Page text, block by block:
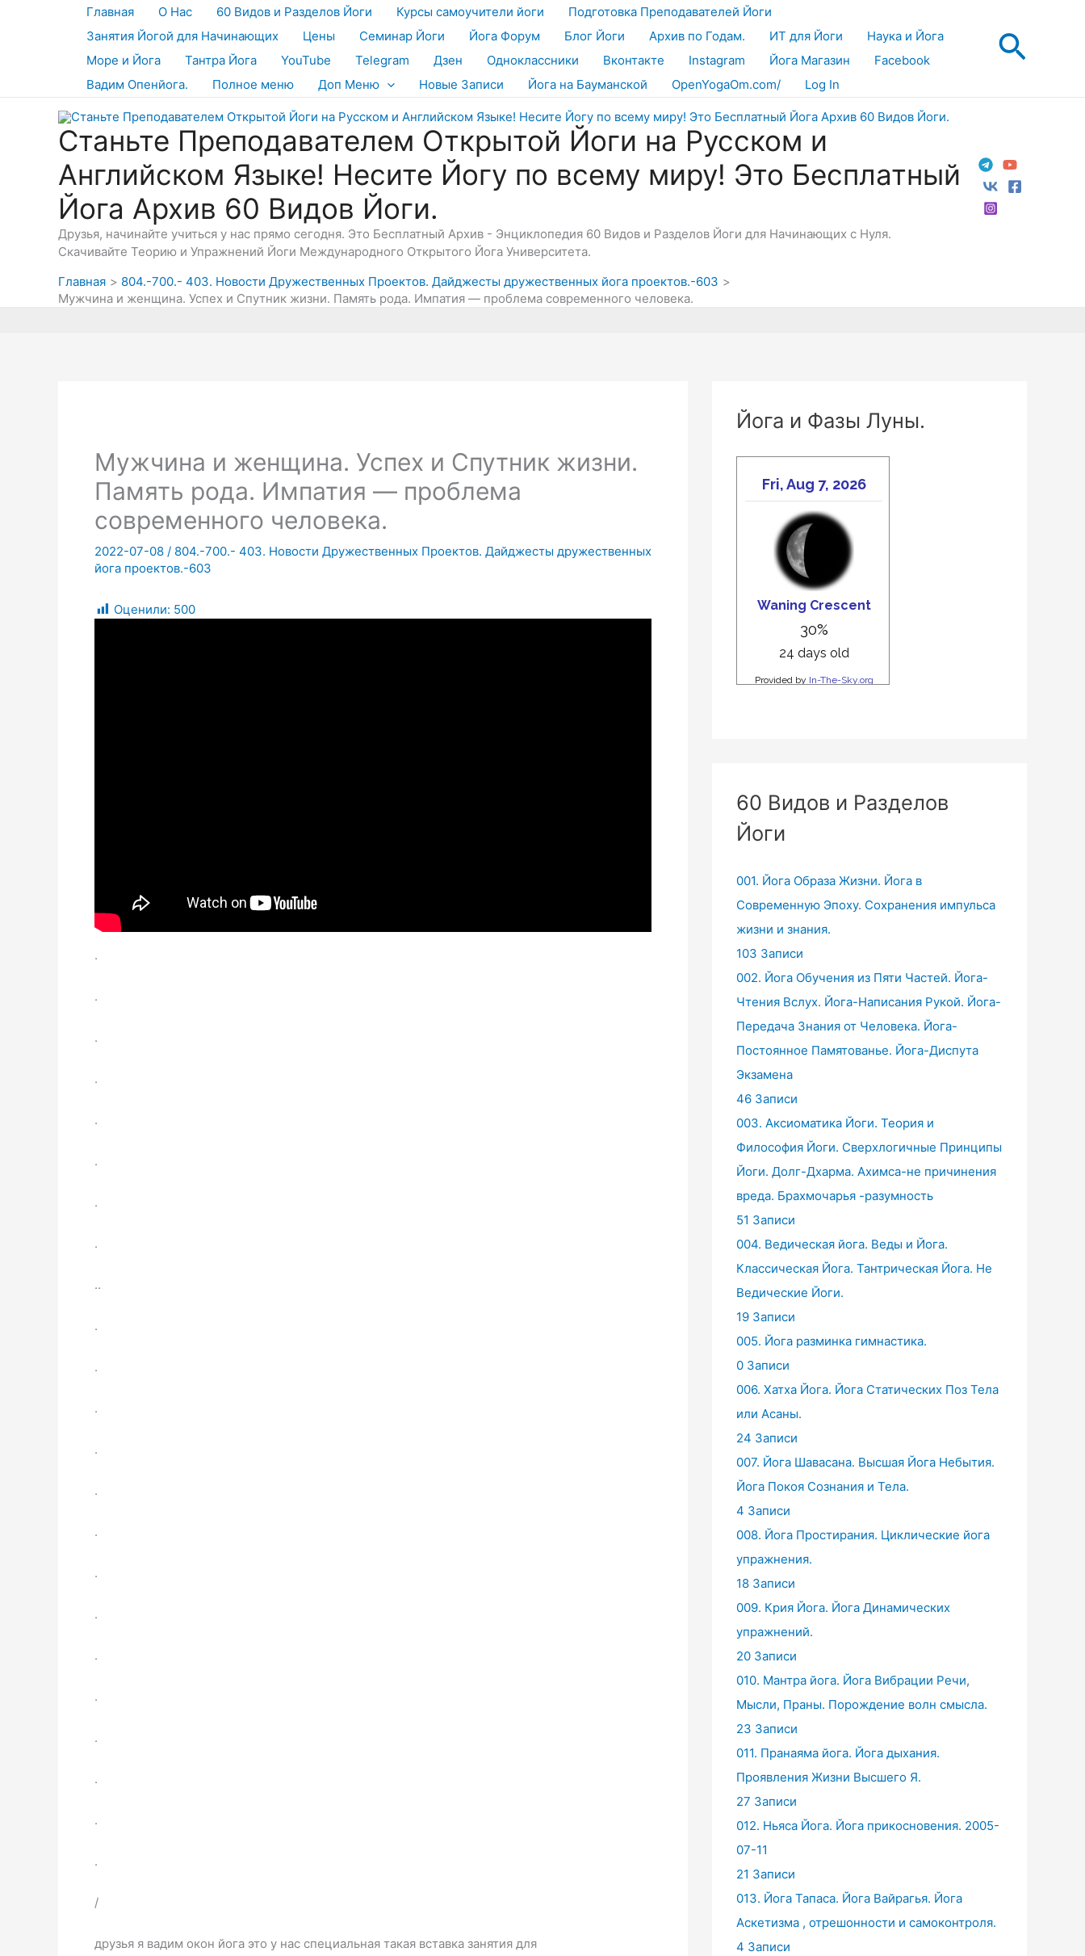
Главная О Нас 60 Видов и Разделов Йоги Курсы самоучители йоги
Подготовка Преподавателей Йоги
Занятия Йогой для Начинающих
Цены Семинар Йоги Йога Форум Блог Йоги Архив по Годам. ИТ для Йоги
Наука и Йога
Море и Йога
Тантра Йога YouTube Telegram Дзен Одноклассники Вконтакте Instagram Йога Магазин
Facebook
Вадим Опенйога.
Полное меню Доп Меню Новые Записи Йога на Бауманской OpenYogaOm.com/ Log In
Станьте Преподавателем Открытой Йоги на Русском и
Английском Языке! Несите Йогу по всему миру! Это Бесплатный
Йога Архив 60 Видов Йоги.
Друзья, начинайте учиться у нас прямо сегодня. Это Бесплатный Архив - Энциклопедия 60 Видов и Разделов Йоги для Начинающих с Нуля.
Скачивайте Теорию и Упражнений Йоги Международного Открытого Йога Университета.
Главная
804.-700.- 403. Новости Дружественных Проектов. Дайджесты дружественных йога проектов.-603
Мужчина и женщина. Успех и Спутник жизни. Память рода. Импатия — проблема современного человека.
Мужчина и женщина. Успех и Спутник жизни.
Память рода. Импатия — проблема
современного человека.
2022-07-08 / 804.-700.- 403. Новости Дружественных Проектов. Дайджесты дружественных
йога проектов.-603
Оценили: 500
.
.
.
.
.
.
.
.
..
.
.
.
.
.
.
.
.
.
.
.
.
.
.
/
друзья я вадим окон йога это у нас специальная такая вставка занятия для
Йога и Фазы Луны.
60 Видов и Разделов
Йоги
001. Йога Образа Жизни. Йога в
Современную Эпоху. Сохранения импульса
жизни и знания.
103 Записи
002. Йога Обучения из Пяти Частей. Йога-
Чтения Вслух. Йога-Написания Рукой. Йога-
Передача Знания от Человека. Йога-
Постоянное Памятованье. Йога-Диспута
Экзамена
46 Записи
003. Аксиоматика Йоги. Теория и
Философия Йоги. Сверхлогичные Принципы
Йоги. Долг-Дхарма. Ахимса-не причинения
вреда. Брахмочарья -разумность
51 Записи
004. Ведическая йога. Веды и Йога.
Классическая Йога. Тантрическая Йога. Не
Ведические Йоги.
19 Записи
005. Йога разминка гимнастика.
0 Записи
006. Хатха Йога. Йога Статических Поз Тела
или Асаны.
24 Записи
007. Йога Шавасана. Высшая Йога Небытия.
Йога Покоя Сознания и Тела.
4 Записи
008. Йога Простирания. Циклические йога
упражнения.
18 Записи
009. Крия Йога. Йога Динамических
упражнений.
20 Записи
010. Мантра йога. Йога Вибрации Речи,
Мысли, Праны. Порождение волн смысла.
23 Записи
011. Пранаяма йога. Йога дыхания.
Проявления Жизни Высшего Я.
27 Записи
012. Ньяса Йога. Йога прикосновения. 2005-
07-11
21 Записи
013. Йога Тапаса. Йога Вайрагья. Йога
Аскетизма , отрешонности и самоконтроля.
4 Записи